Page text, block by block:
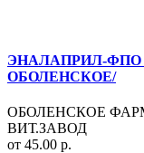
ЭНАЛАПРИЛ-ФПО
ОБОЛЕНСКОЕ/
ОБОЛЕНСКОЕ
ВИТ.ЗАВОД
от 45.00 р.